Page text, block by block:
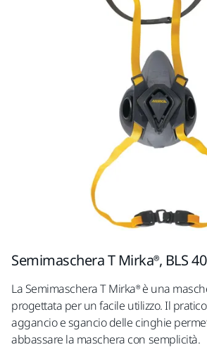
Semimaschera T Mirka®, BLS
La Semimaschera T Mirka® è una
progettata per un facile utilizzo. Il
aggancio e sgancio delle cinghie
abbassare la maschera con semplicità.